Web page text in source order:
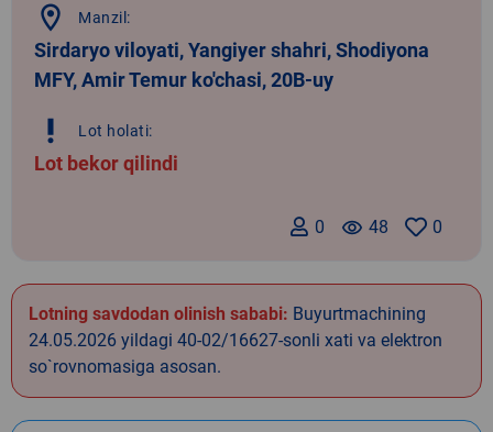
location_on Manzil:
Sirdaryo viloyati, Yangiyer shahri, Shodiyona
MFY, Amir Temur ko'chasi, 20B-uy
priority_high Lot holati:
Lot bekor qilindi
0
remove_red_eye 48
0
Lotning savdodan olinish sababi: Buyurtmachining
24.05.2026 yildagi 40-02/16627-sonli xati va elektron
so`rovnomasiga asosan.